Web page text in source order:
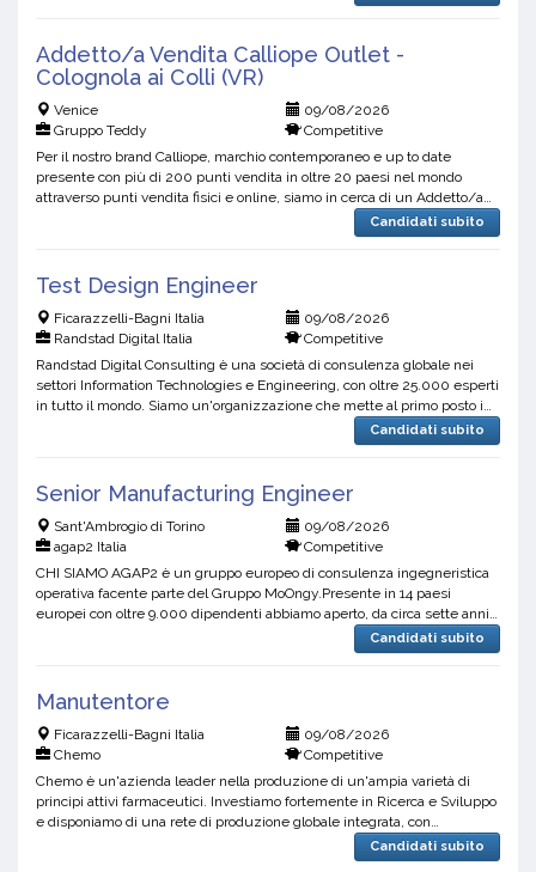
Addetto/a Vendita Calliope Outlet -
Colognola ai Colli (VR)
Venice
09/08/2026
Gruppo Teddy
Competitive
Per il nostro brand Calliope, marchio contemporaneo e up to date
presente con più di 200 punti vendita in oltre 20 paesi nel mondo
attraverso punti vendita fisici e online, siamo in cerca di un Addetto/a
Candidati subito
Test Design Engineer
Ficarazzelli-Bagni Italia
09/08/2026
Randstad Digital Italia
Competitive
Randstad Digital Consulting è una società di consulenza globale nei
settori Information Technologies e Engineering, con oltre 25.000 esperti
in tutto il mondo. Siamo un'organizzazione che mette al primo posto i
Candidati subito
Senior Manufacturing Engineer
Sant'Ambrogio di Torino
09/08/2026
agap2 Italia
Competitive
CHI SIAMO AGAP2 è un gruppo europeo di consulenza ingegneristica
operativa facente parte del Gruppo MoOngy.Presente in 14 paesi
europei con oltre 9.000 dipendenti abbiamo aperto, da circa sette anni,
Candidati subito
Manutentore
Ficarazzelli-Bagni Italia
09/08/2026
Chemo
Competitive
Chemo è un'azienda leader nella produzione di un'ampia varietà di
principi attivi farmaceutici. Investiamo fortemente in Ricerca e Sviluppo
e disponiamo di una rete di produzione globale integrata, con
Candidati subito